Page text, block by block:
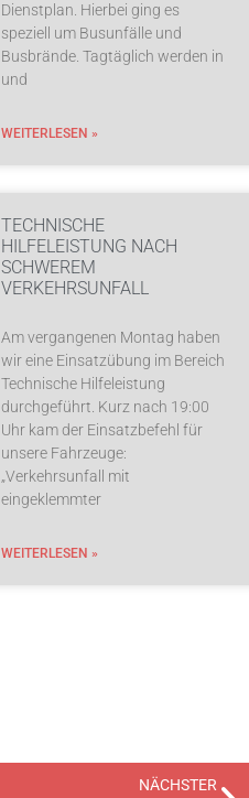
Dienstplan. Hierbei ging es
speziell um Busunfälle und
Busbrände. Tagtäglich werden in
und
WEITERLESEN »
TECHNISCHE
HILFELEISTUNG NACH
SCHWEREM
VERKEHRSUNFALL
Am vergangenen Montag haben
wir eine Einsatzübung im Bereich
Technische Hilfeleistung
durchgeführt. Kurz nach 19:00
Uhr kam der Einsatzbefehl für
unsere Fahrzeuge:
„Verkehrsunfall mit
eingeklemmter
WEITERLESEN »
NÄCHSTER